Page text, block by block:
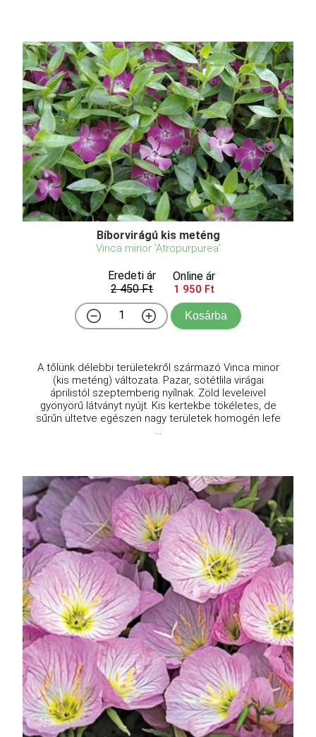
Bíborvirágú kis meténg
Vinca minor 'Atropurpurea'
Eredeti ár
2 450 Ft
Online ár
1 950 Ft
Kosárba
A tőlünk délebbi területekről származó Vinca minor
(kis meténg) változata. Pazar, sötétlila virágai
áprilistól szeptemberig nyílnak. Zöld leveleivel
gyönyörű látványt nyújt. Kis kertekbe tökéletes, de
sűrűn ültetve egészen nagy területek homogén lefe
...